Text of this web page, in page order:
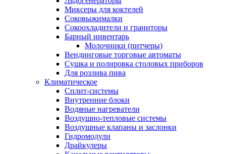
Миксеры для коктелей
Соковыжималки
Сокоохладители и граниторы
Барный инвентарь
Молочники (питчеры)
Вендинговые торговые автоматы
Сушка и полировка столовых приборов
Для розлива пива
Климатическое
Сплит-системы
Внутренние блоки
Водяные нагреватели
Воздушно-тепловые системы
Воздушные клапаны и заслонки
Гидромодули
Драйкулеры